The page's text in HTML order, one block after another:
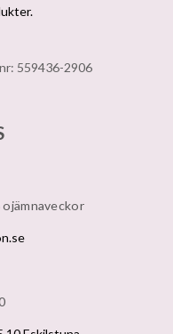
559436-2906